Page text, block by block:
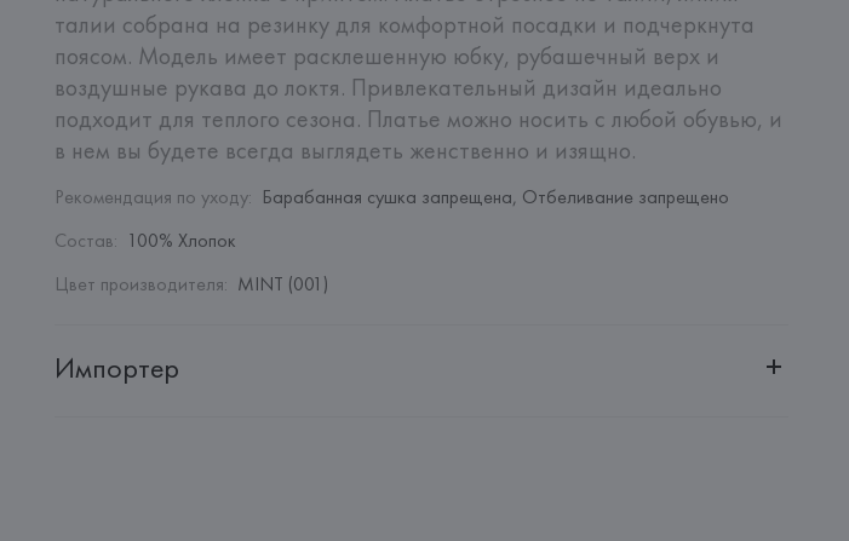
талии собрана на резинку для комфортной посадки и подчеркнута
поясом. Модель имеет расклешенную юбку, рубашечный верх и
воздушные рукава до локтя. Привлекательный дизайн идеально
подходит для теплого сезона. Платье можно носить с любой обувью, и
в нем вы будете всегда выглядеть женственно и изящно.
Рекомендация по уходу: Барабанная сушка запрещена, Отбеливание запрещено
Состав: 100% Хлопок
Цвет производителя: MINT (001)
Импортер